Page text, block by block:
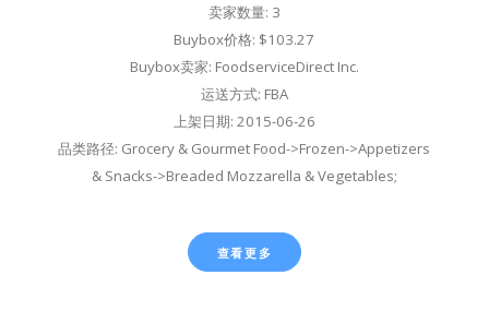
卖家数量: 3
Buybox价格: $103.27
Buybox卖家: FoodserviceDirect Inc.
运送方式: FBA
上架日期: 2015-06-26
品类路径: Grocery & Gourmet Food->Frozen->Appetizers
& Snacks->Breaded Mozzarella & Vegetables;
查看更多